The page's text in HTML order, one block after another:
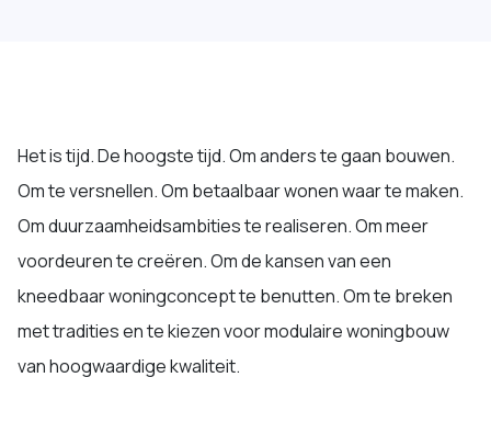
Het is tijd. De hoogste tijd. Om anders te gaan bouwen.
Om te versnellen. Om betaalbaar wonen waar te maken.
Om duurzaamheidsambities te realiseren. Om meer
voordeuren te creëren. Om de kansen van een
kneedbaar woningconcept te benutten. Om te breken
met tradities en te kiezen voor modulaire woningbouw
van hoogwaardige kwaliteit.